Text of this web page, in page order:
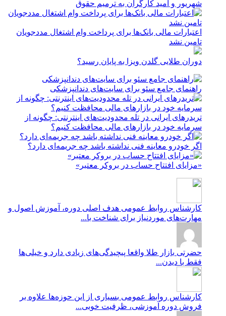
شهریور و امید کارگران به ترمیم حقوق
اعتبارات مالی بانک‌ها برای پرداخت وام اشتغال مددجویان
تامین نشد
دوران طلایی گلدن ویزا به پایان رسید؟
راهنمای جامع سئو برای سایت‌های دندانپزشکی
تریدرهای ایرانی در تله محدودیت‌های اینترنتی: چگونه از
سرمایه خود در بازارهای مالی محافظت کنیم؟
اگر خودرو معاینه فنی نداشته باشد چه جریمه‌ای دارد؟
«مزایای افتتاح حساب در بروکر معتبر»
کارشناس روابط عمومی هدف اصلی دوره، آموزش اصول و
مهارت‌های موردنیاز برای شناخت با...
حضرتی بازار طلا واقعا پیچیدگی‌های زیادی دارد و خیلی‌ها
فقط با دیدن...
کارشناس روابط عمومی بسیاری از این حوزه‌ها علاوه بر
فروش دوره آموزشی، ظرفیت خوبی...